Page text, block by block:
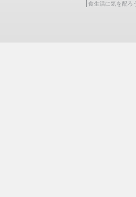
食生活に気を配ろ